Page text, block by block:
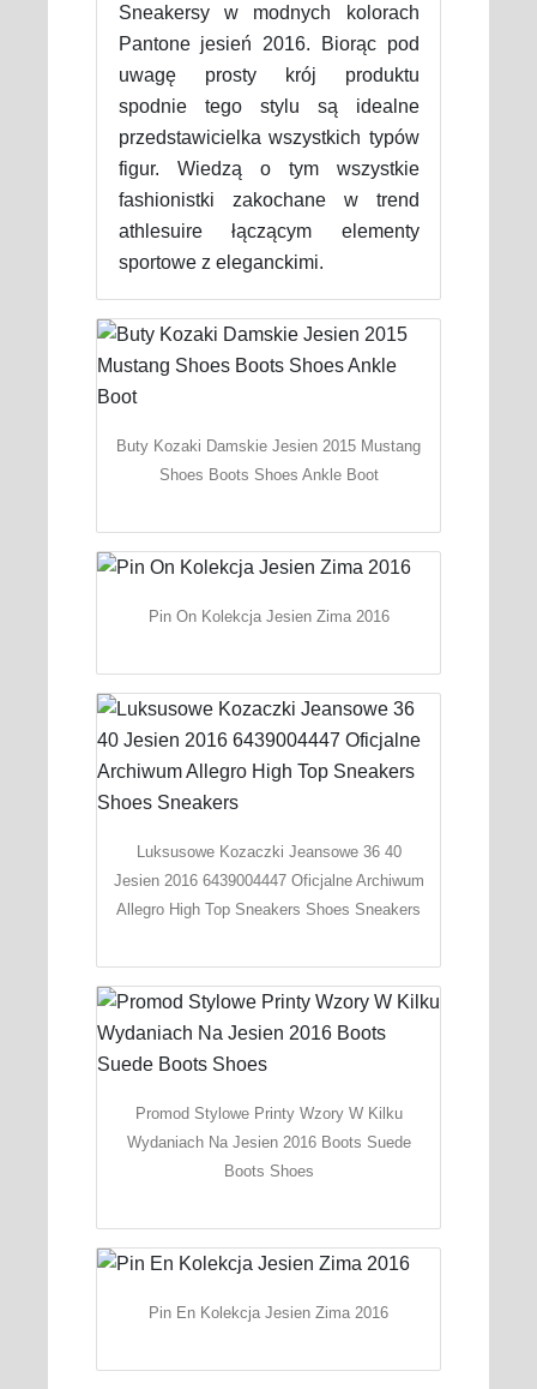
Sneakersy w modnych kolorach
Pantone jesień 2016. Biorąc pod
uwagę prosty krój produktu
spodnie tego stylu są idealne
przedstawicielka wszystkich typów
figur. Wiedzą o tym wszystkie
fashionistki zakochane w trend
athlesuire łączącym elementy
sportowe z eleganckimi.
Buty Kozaki Damskie Jesien 2015 Mustang
Shoes Boots Shoes Ankle Boot
Pin On Kolekcja Jesien Zima 2016
Luksusowe Kozaczki Jeansowe 36 40
Jesien 2016 6439004447 Oficjalne Archiwum
Allegro High Top Sneakers Shoes Sneakers
Promod Stylowe Printy Wzory W Kilku
Wydaniach Na Jesien 2016 Boots Suede
Boots Shoes
Pin En Kolekcja Jesien Zima 2016